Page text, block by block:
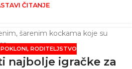
ČITANJE
POKLONI, RODITELJSTVO
najbolje igračke za